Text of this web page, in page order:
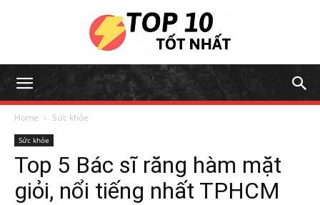
Home Sức khỏe
Sức khỏe
Top 5 Bác sĩ răng hàm mặt
giỏi, nổi tiếng nhất TPHCM